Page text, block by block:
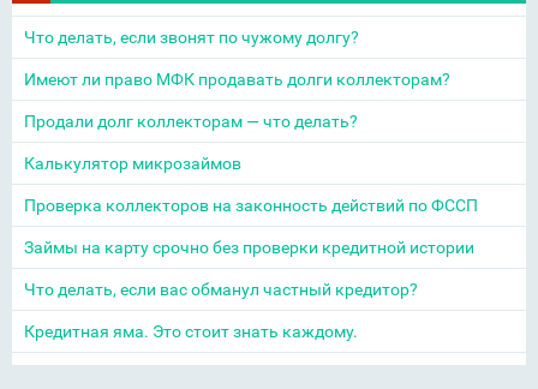
Что делать, если звонят по чужому долгу?
Имеют ли право МФК продавать долги коллекторам?
Продали долг коллекторам — что делать?
Калькулятор микрозаймов
Проверка коллекторов на законность действий по ФССП
Займы на карту срочно без проверки кредитной истории
Что делать, если вас обманул частный кредитор?
Кредитная яма. Это стоит знать каждому.